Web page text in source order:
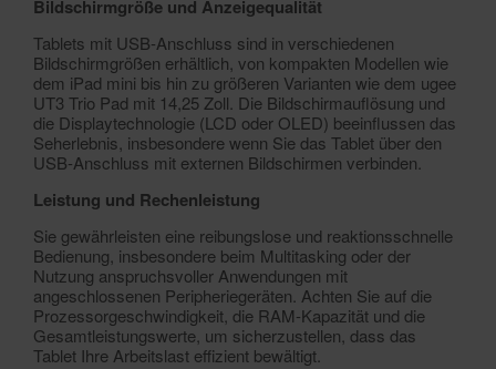
Bildschirmgröße und Anzeigequalität
Tablets mit USB-Anschluss sind in verschiedenen
Bildschirmgrößen erhältlich, von kompakten Modellen wie
dem iPad mini bis hin zu größeren Varianten wie dem ugee
UT3 Trio Pad mit 14,25 Zoll. Die Bildschirmauflösung und
die Displaytechnologie (LCD oder OLED) beeinflussen das
Seherlebnis, insbesondere wenn Sie das Tablet über den
USB-Anschluss mit externen Bildschirmen verbinden.
Leistung und Rechenleistung
Sie gewährleisten eine reibungslose und reaktionsschnelle
Bedienung, insbesondere beim Multitasking oder der
Nutzung anspruchsvoller Anwendungen mit
angeschlossenen Peripheriegeräten. Achten Sie auf die
Prozessorgeschwindigkeit, die RAM-Kapazität und die
Gesamtleistungswerte, um sicherzustellen, dass das
Tablet Ihre Arbeitslast effizient bewältigt.